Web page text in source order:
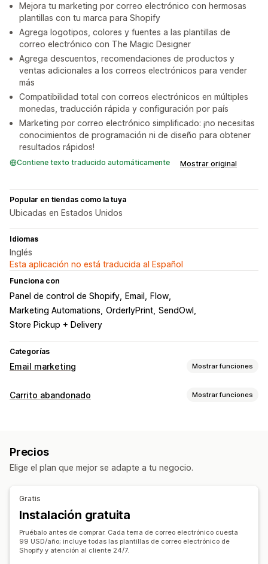
Mejora tu marketing por correo electrónico con hermosas
plantillas con tu marca para Shopify
Agrega logotipos, colores y fuentes a las plantillas de
correo electrónico con The Magic Designer
Agrega descuentos, recomendaciones de productos y
ventas adicionales a los correos electrónicos para vender
más
Compatibilidad total con correos electrónicos en múltiples
monedas, traducción rápida y configuración por país
Marketing por correo electrónico simplificado: ¡no necesitas
conocimientos de programación ni de diseño para obtener
resultados rápidos!
Contiene texto traducido automáticamente Mostrar original
Popular en tiendas como la tuya
Ubicadas en Estados Unidos
Idiomas
Inglés
Esta aplicación no está traducida al Español
Funciona con
Panel de control de Shopify Email
Flow
Marketing Automations OrderlyPrint SendOwl
Store Pickup + Delivery
Categorías
Email marketing Mostrar funciones
Tipos de campañas de marketing
Correos electrónicos sobre el carrito
Correos electrónicos sobre el pago Carrito abandonado
Correos electrónicos de bienvenida
Correos electrónicos de seguimiento
Correos electrónicos sobre ahorros
Recomendaciones de productos
Carrito abandonado Mostrar funciones
Campañas personalizadas
Ofertas por tiempo limitado Seguimiento de conversión
Opciones de muestra
Promoción de marca personalizada
Códigos de descuento personalizados Plantillas
Widgets personalizables
Múltiples idiomas
Precios
Elige el plan que mejor se adapte a tu negocio.
Gratis
Instalación gratuita
Pruébalo antes de comprar. Cada tema de correo electrónico cuesta
99 USD/año; incluye todas las plantillas de correo electrónico de
Shopify y atención al cliente 24/7.